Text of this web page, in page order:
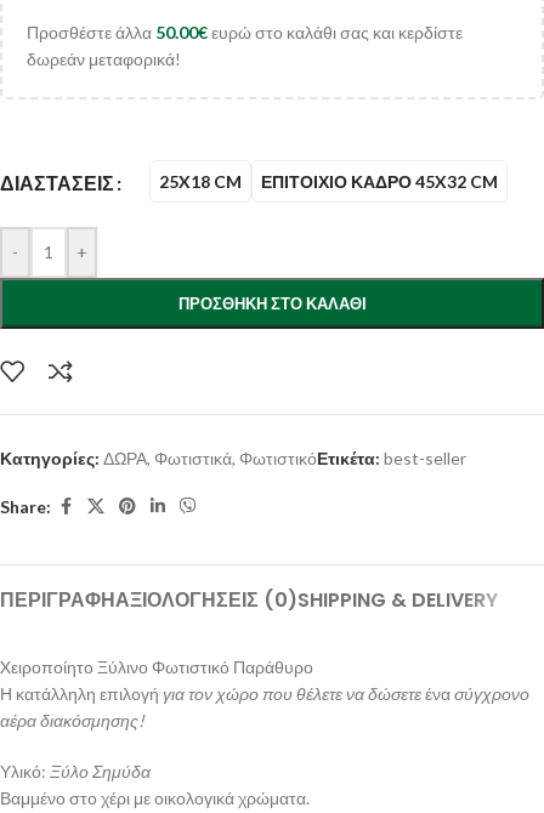
Προσθέστε άλλα 50.00€ευρώ στο καλάθι σας και κερδίστε
δωρεάν μεταφορικά!
ΔΙΑΣΤΆΣΕΙΣ 25X18 CM ΕΠΙΤΟΙΧΙΟ ΚΑΔΡΟ 45X32 CM
- +
ΠΡΟΣΘΉΚΗ ΣΤΟ ΚΑΛΆΘΙ
Κατηγορίες: ΔΩΡΑ, Φωτιστικά, ΦωτιστικόΕτικέτα: best-seller
Share:
ΠΕΡΙΓΡΑΦΉΑΞΙΟΛΟΓΉΣΕΙΣ (0)SHIPPING & DELIVERY
Xειροποίητο Ξύλινο Φωτιστικό Παράθυρο
Η κατάλληλη επιλογή για τον χώρο που θέλετε να δώσετεένασύγχρονο
αέρα διακόσμησης!
Υλικό: Ξύλο Σημύδα
Βαμμένο στο χέρι με οικολογικά χρώματα.